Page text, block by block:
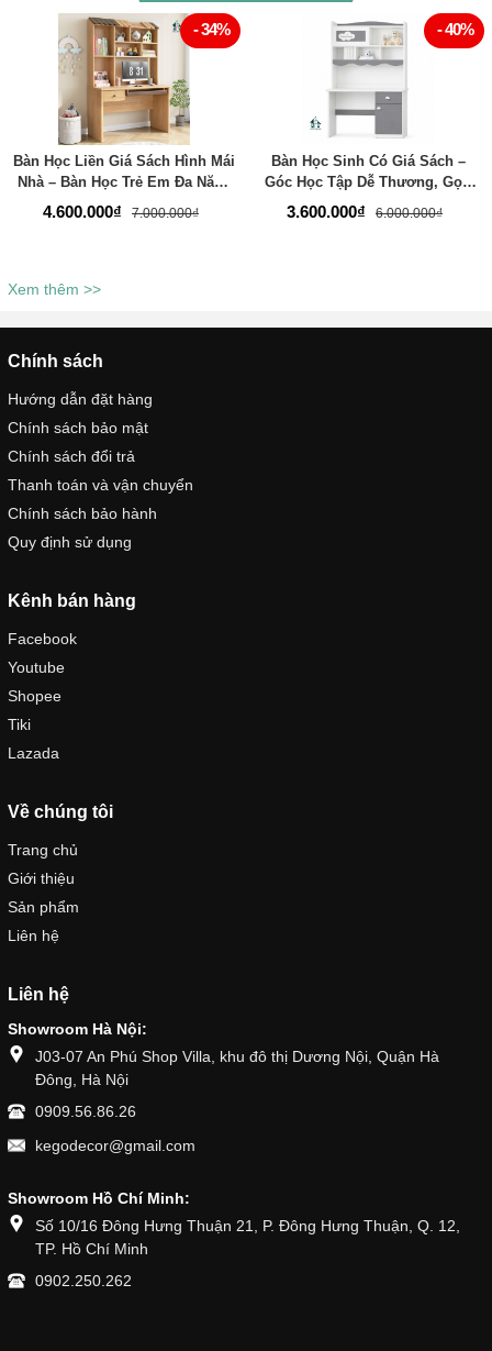
- 34%
Bàn Học Liền Giá Sách Hình Mái
Nhà – Bàn Học Trẻ Em Đa Năng
- Thương Hiệu TADA Việt Nam -
4.600.000₫ 7.000.000₫
- 40%
Bàn Học Sinh Có Giá Sách –
Góc Học Tập Dễ Thương, Gọn
Gàng Và Đầy Cảm Hứng Cho Bé
3.600.000₫ 6.000.000₫
Xem thêm >>
Chính sách
Hướng dẫn đặt hàng
Chính sách bảo mật
Chính sách đổi trả
Thanh toán và vận chuyển
Chính sách bảo hành
Quy định sử dụng
Kênh bán hàng
Facebook
Youtube
Shopee
Tiki
Lazada
Về chúng tôi
Trang chủ
Giới thiệu
Sản phẩm
Liên hệ
Liên hệ
Showroom Hà Nội:
J03-07 An Phú Shop Villa, khu đô thị Dương Nội, Quận Hà
Đông, Hà Nội
0909.56.86.26
kegodecor@gmail.com
Showroom Hồ Chí Minh:
Số 10/16 Đông Hưng Thuận 21, P. Đông Hưng Thuận, Q. 12,
TP. Hồ Chí Minh
0902.250.262